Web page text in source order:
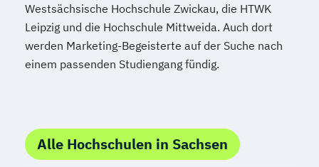
Westsächsische Hochschule Zwickau, die HTWK
Leipzig und die Hochschule Mittweida. Auch dort
werden Marketing-Begeisterte auf der Suche nach
einem passenden Studiengang fündig.
Alle Hochschulen in Sachsen